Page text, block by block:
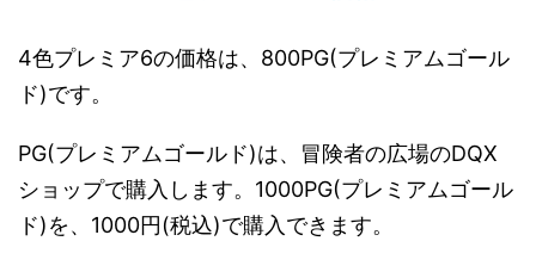
4色プレミア6の価格は、800PG(プレミアムゴール
ド)です。
PG(プレミアムゴールド)は、冒険者の広場のDQX
ショップで購入します。1000PG(プレミアムゴール
ド)を、1000円(税込)で購入できます。